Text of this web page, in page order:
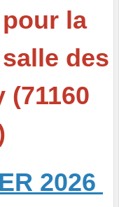
la
des
(71160
2026